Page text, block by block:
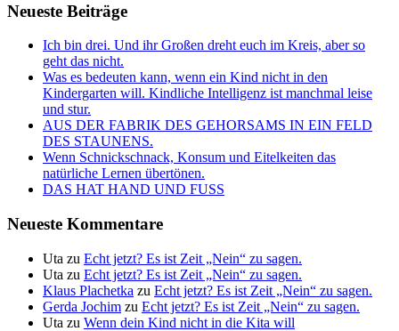
Neueste Beiträge
Ich bin drei. Und ihr Großen dreht euch im Kreis, aber so
geht das nicht.
Was es bedeuten kann, wenn ein Kind nicht in den
Kindergarten will. Kindliche Intelligenz ist manchmal leise
und stur.
AUS DER FABRIK DES GEHORSAMS IN EIN FELD
DES STAUNENS.
Wenn Schnickschnack, Konsum und Eitelkeiten das
natürliche Lernen übertönen.
DAS HAT HAND UND FUSS
Neueste Kommentare
Uta zu Echt jetzt? Es ist Zeit „Nein“ zu sagen.
Uta zu Echt jetzt? Es ist Zeit „Nein“ zu sagen.
Klaus Plachetka zu Echt jetzt? Es ist Zeit „Nein“ zu sagen.
Gerda Jochim zu Echt jetzt? Es ist Zeit „Nein“ zu sagen.
Uta zu Wenn dein Kind nicht in die Kita will